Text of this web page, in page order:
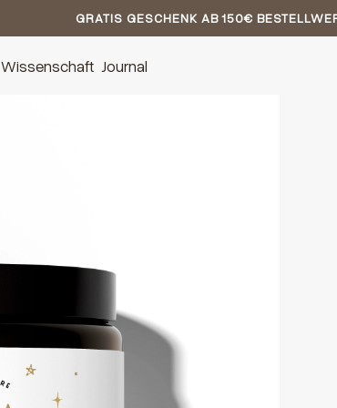
GRATIS GESCHENK AB 150€
Wissenschaft Journal